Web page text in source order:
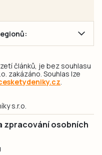
článků, je bez souhlasu
zakázáno. Souhlas lze
.
s.r.o.
zpracování osobních